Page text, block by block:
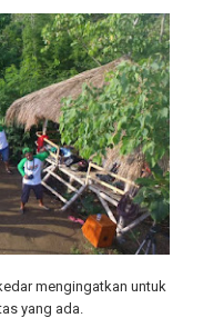
mengingatkan untuk
yang ada.